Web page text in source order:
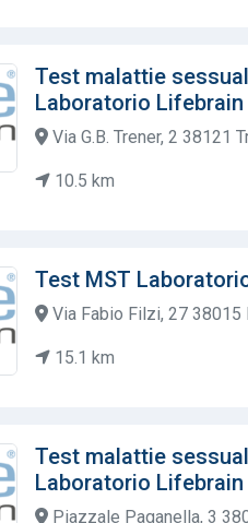
Test malattie
Laboratorio Lifebrain
Via G.B. Trener, 2 38121
10.5 km
Test MST
Via Fabio Filzi, 27 38015
15.1 km
Test malattie
Laboratorio Lifebrain
Piazzale Paganella, 3